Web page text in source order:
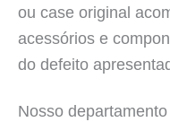
ou case original
acessórios e
do defeito
Nosso